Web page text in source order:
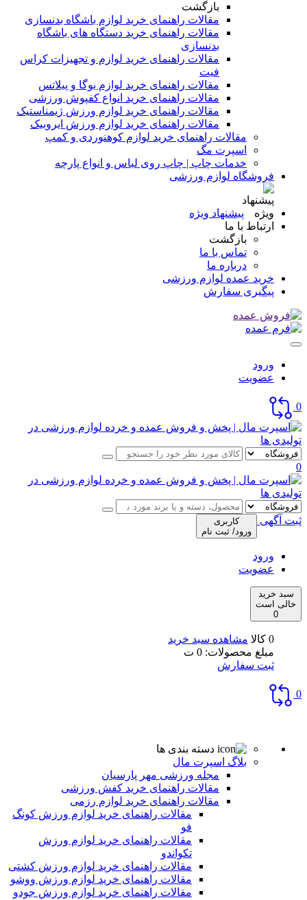
بازگشت
مقالات راهنمای خرید لوازم باشگاه بدنسازی
مقالات راهنمای خرید دستگاه های باشگاه
بدنسازی
مقالات راهنمای خرید لوازم و تجهیزات کراس
فیت
مقالات راهنمای خرید لوازم یوگا و پیلاتس
مقالات راهنمای خرید انواع کفپوش ورزشی
مقالات راهنمای خرید لوازم ورزش ژیمناستیک
مقالات راهنمای خرید لوازم ورزش ایروبیک
مقالات راهنمای خرید لوازم کوهنوردی و کمپ
اسپرت مگ
خدمات چاپ | چاپ روی لباس و انواع پارچه
فروشگاه لوازم ورزشی
پیشنهاد ویژه
ارتباط با ما
بازگشت
تماس با ما
درباره ما
خرید عمده لوازم ورزشی
پیگیری سفارش
ورود
عضویت
0
0
ثبت آگهی
کاربری
ورود/ ثبت نام
ورود
عضویت
سبد خرید
خالی است
0
0 کالا
مشاهده سبد خرید
مبلغ محصولات: 0 ت
ثبت سفارش
0
دسته بندی ها
بلاگ اسپرت مال
مجله ورزشی مهر پارسیان
مقالات راهنمای خرید کفش ورزشی
مقالات راهنمای خرید لوازم رزمی
مقالات راهنمای خرید لوازم ورزش کونگ
فو
مقالات راهنمای خرید لوازم ورزش
تکواندو
مقالات راهنمای خرید لوازم ورزش کشتی
مقالات راهنمای خرید لوازم ورزش ووشو
مقالات راهنمای خرید لوازم ورزش جودو